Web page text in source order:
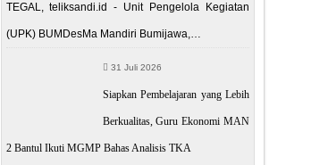
TEGAL, teliksandi.id - Unit Pengelola Kegiatan
(UPK) BUMDesMa Mandiri Bumijawa,…
31 Juli 2026
Siapkan Pembelajaran yang Lebih
Berkualitas, Guru Ekonomi MAN
2 Bantul Ikuti MGMP Bahas Analisis TKA